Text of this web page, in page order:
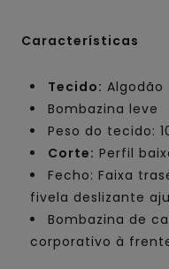
Características
Tecido: Algodão
Bombazina leve
Peso do tecido:
Corte: Perfil
Fecho: Faixa
fivela deslizante
Bombazina de
corporativo à